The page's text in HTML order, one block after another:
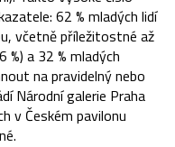
62 % mladých lidí
včetně příležitostné až
%) a 32 % mladých
na pravidelný nebo
Národní galerie Praha
v Českém pavilonu